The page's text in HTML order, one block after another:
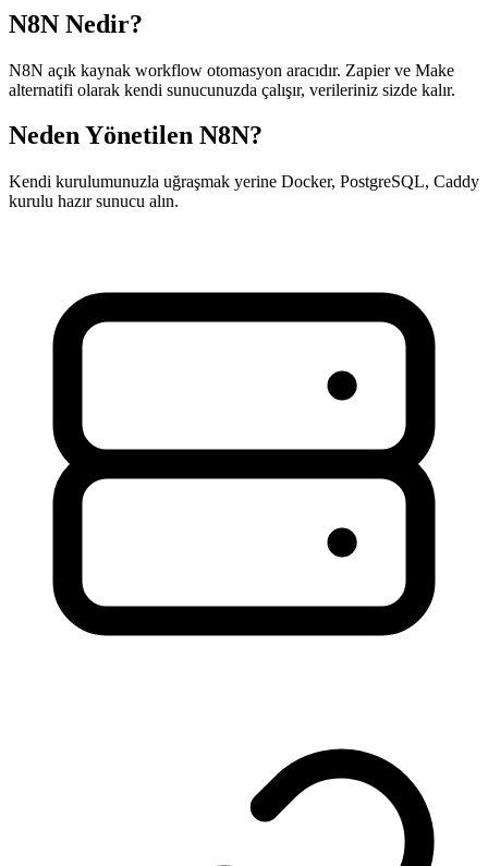
N8N Nedir?
N8N açık kaynak workflow otomasyon aracıdır. Zapier ve Make
alternatifi olarak kendi sunucunuzda çalışır, verileriniz sizde kalır.
Neden Yönetilen N8N?
Kendi kurulumunuzla uğraşmak yerine Docker, PostgreSQL, Caddy
kurulu hazır sunucu alın.